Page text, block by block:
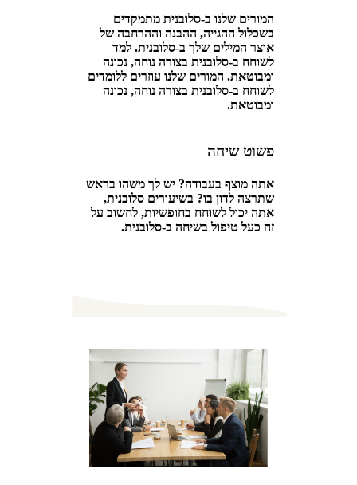
המורים שלנו ב-סלובנית מתמקדים
בשכלול ההגייה, ההבנה וההרחבה של
אוצר המילים שלך ב-סלובנית. למד
לשוחח ב-סלובנית בצורה נוחה, נכונה
ומבוטאת. המורים שלנו עוזרים ללומדים
לשוחח ב-סלובנית בצורה נוחה, נכונה
ומבוטאת.
פשוט שיחה
אתה מוצף בעבודה? יש לך משהו בראש
שתרצה לדון בו? בשיעורים סלובנית,
אתה יכול לשוחח בחופשיות, לחשוב על
זה כעל טיפול בשיחה ב-סלובנית.